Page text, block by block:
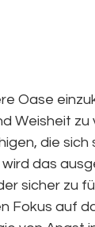
Oase
Weisheit zu
die
das
sicher zu
Fokus auf